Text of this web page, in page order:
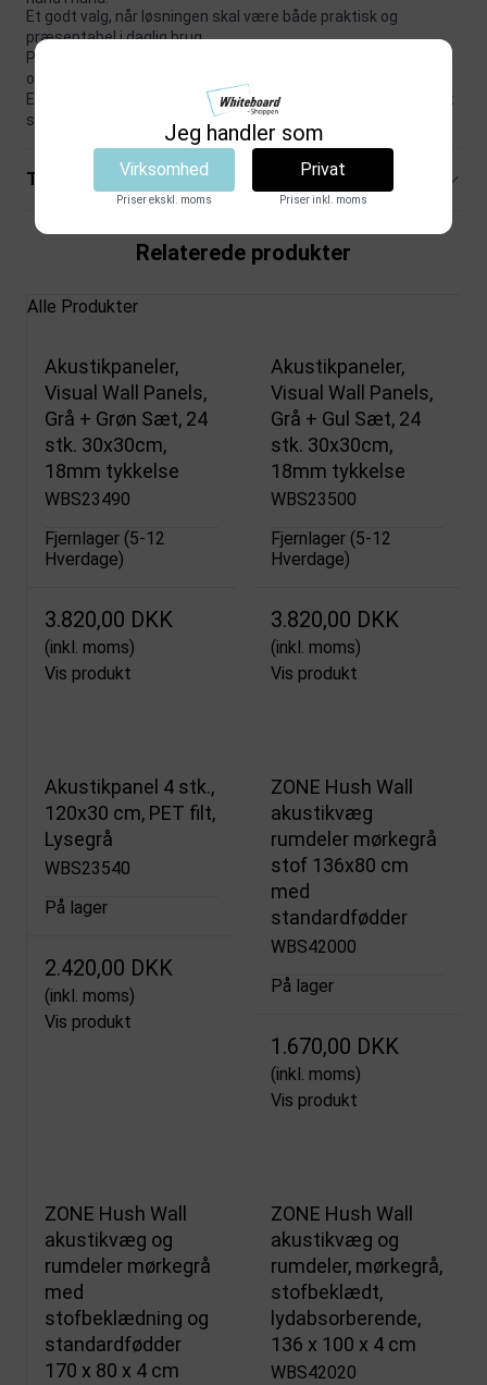
Et godt valg, når løsningen skal være både praktisk og
præsentabel i daglig brug.
Passer godt til professionelle miljøer, hvor brugervenlighed og
overblik betyder noget.
Et godt valg, når funktion og præsentation skal spille naturligt
sammen.
Tekniske specifikationer
Relaterede produkter
Alle Produkter
Akustikpaneler,
Visual Wall Panels,
Grå + Grøn Sæt, 24
stk. 30x30cm,
18mm tykkelse
WBS23490
Fjernlager (5-12
Hverdage)
3.820,00 DKK
(inkl. moms)
Vis produkt
Akustikpaneler,
Visual Wall Panels,
Grå + Gul Sæt, 24
stk. 30x30cm,
18mm tykkelse
WBS23500
Fjernlager (5-12
Hverdage)
3.820,00 DKK
(inkl. moms)
Vis produkt
Akustikpanel 4 stk.,
120x30 cm, PET filt,
Lysegrå
WBS23540
På lager
2.420,00 DKK
(inkl. moms)
Vis produkt
ZONE Hush Wall
akustikvæg
rumdeler mørkegrå
stof 136x80 cm
med
standardfødder
WBS42000
På lager
1.670,00 DKK
(inkl. moms)
Vis produkt
ZONE Hush Wall
akustikvæg og
rumdeler mørkegrå
med
stofbeklædning og
standardfødder
170 x 80 x 4 cm
ZONE Hush Wall
akustikvæg og
rumdeler, mørkegrå,
stofbeklædt,
lydabsorberende,
136 x 100 x 4 cm
WBS42020
Jeg handler som
Virksomhed
Priser ekskl. moms
Privat
Priser inkl. moms